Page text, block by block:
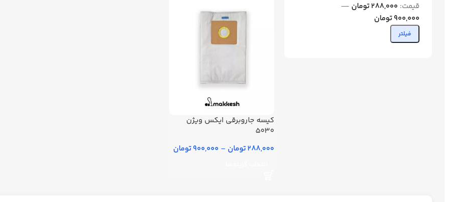
فیلتر
قیمت: 288,000 تومان
—
900,000 تومان
کیسه جاروبرقی ایکس ویژن
5030
288,000 تومان
– 900,000 تومان